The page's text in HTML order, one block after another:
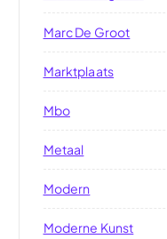
Marc De Groot
Marktplaats
Mbo
Metaal
Modern
Moderne Kunst